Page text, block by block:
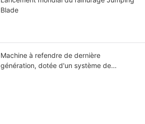
Blade
Machine à refendre de dernière
génération, dotée d'un système de